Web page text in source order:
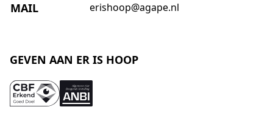
MAIL erishoop@agape.nl
GEVEN AAN ER IS HOOP